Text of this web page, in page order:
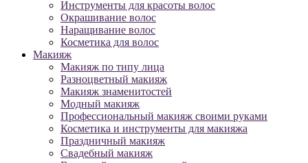
Инструменты для красоты волос
Окрашивание волос
Наращивание волос
Косметика для волос
Макияж
Макияж по типу лица
Разноцветный макияж
Макияж знаменитостей
Модный макияж
Профессиональный макияж своими руками
Косметика и инструменты для макияжа
Праздничный макияж
Свадебный макияж